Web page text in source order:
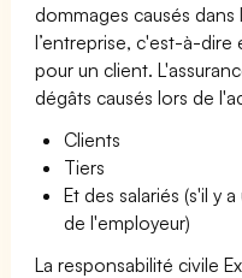
dommages causés
l’entreprise, c'est-à-
pour un client.
dégâts causés lors de
Clients
Tiers
Et des salariés (s'il y
de l'employeur)
La responsabilité civile